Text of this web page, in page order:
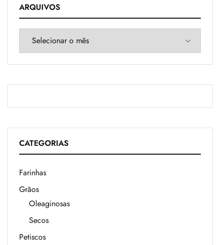
ARQUIVOS
CATEGORIAS
Farinhas
Grãos
Oleaginosas
Secos
Petiscos